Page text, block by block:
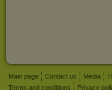
Main page Contact us Media
Terms and conditions
Privacy